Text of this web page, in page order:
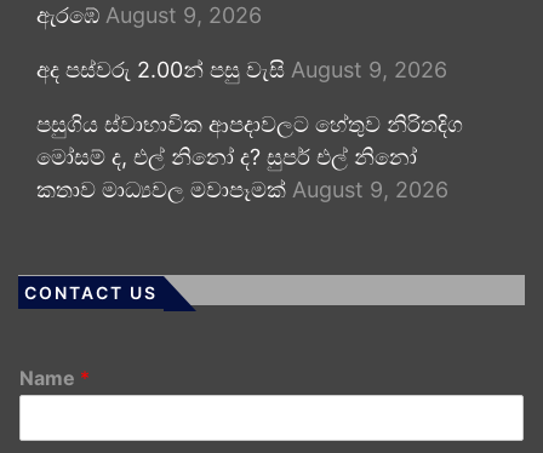
ඇරඹේ August 9, 2026
අද පස්වරු 2.00න් පසු වැසි August 9, 2026
පසුගිය ස්වාභාවික ආපදාවලට හේතුව නිරිතදිග
මෝසම් ද, එල් නිනෝ ද? සුපර් එල් නිනෝ
කතාව මාධ්‍යවල මවාපෑමක් August 9, 2026
CONTACT US
Name *